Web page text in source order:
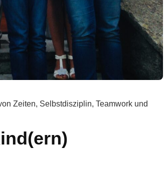
Zeiten, Selbstdisziplin, Teamwork und